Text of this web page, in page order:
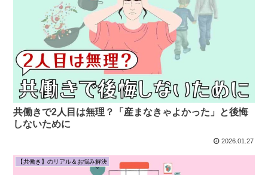
共働きで2人目は無理？「産まなきゃよかった」と後悔
しないために
2026.01.27
【共働き】のリアル＆お悩み解決